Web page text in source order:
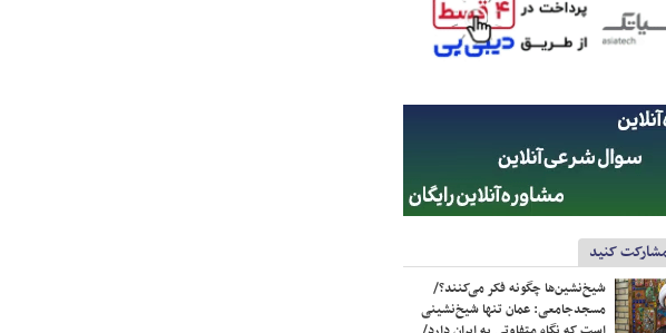
کنید
شیخ‌نشین‌ها چگونه فکر می‌کنند؟/
مسجدجامعی: عمان تنها شیخ‌نشینی